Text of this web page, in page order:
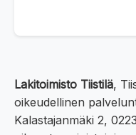
Lakitoimisto Tiistilä,
oikeudellinen
Kalastajanmäki 2,